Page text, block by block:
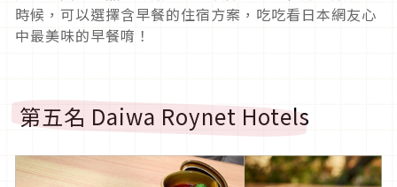
時候，可以選擇含早餐的住宿方案，吃吃看日本網友心
中最美味的早餐唷！
第五名 Daiwa Roynet Hotels